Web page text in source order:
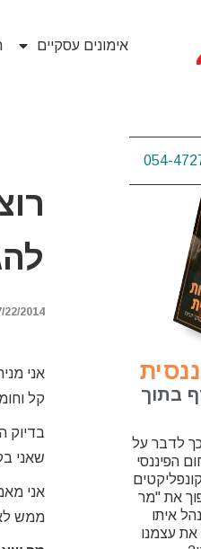
אימונים עסקיים
22/2014
אני
קל
בדיוק
שאני
אני
ממש
בתוך
לדבר על
הפיננסי
את "מר
איתו
עצמנו